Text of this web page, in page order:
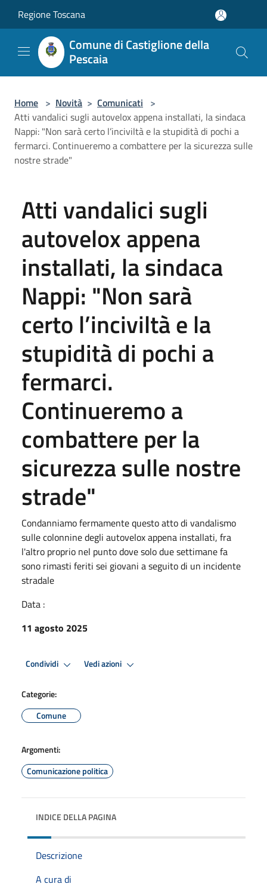
Regione Toscana
Comune di Castiglione della
Pescaia
Home > Novità > Comunicati >
Atti vandalici sugli autovelox appena installati, la sindaca
Nappi: "Non sarà certo l’inciviltà e la stupidità di pochi a
fermarci. Continueremo a combattere per la sicurezza sulle
nostre strade"
Atti vandalici sugli
autovelox appena
installati, la sindaca
Nappi: "Non sarà
certo l’inciviltà e la
stupidità di pochi a
fermarci.
Continueremo a
combattere per la
sicurezza sulle nostre
strade"
Condanniamo fermamente questo atto di vandalismo
sulle colonnine degli autovelox appena installati, fra
l'altro proprio nel punto dove solo due settimane fa
sono rimasti feriti sei giovani a seguito di un incidente
stradale
Data :
11 agosto 2025
Condividi Vedi azioni
Categorie:
Comune
Argomenti:
Comunicazione politica
INDICE DELLA PAGINA
Descrizione
A cura di